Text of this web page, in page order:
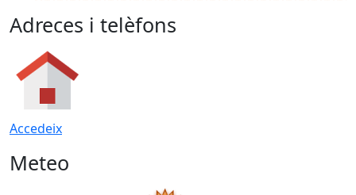
Adreces i telèfons
Accedeix
Meteo